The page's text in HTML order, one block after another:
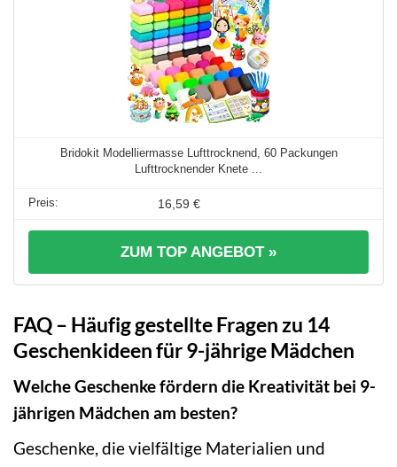
Bridokit Modelliermasse Lufttrocknend, 60 Packungen
Lufttrocknender Knete ...
16,59 €
ZUM TOP ANGEBOT »
FAQ – Häufig gestellte Fragen zu 14
Geschenkideen für 9-jährige Mädchen
Welche Geschenke fördern die Kreativität bei 9-
jährigen Mädchen am besten?
Geschenke, die vielfältige Materialien und